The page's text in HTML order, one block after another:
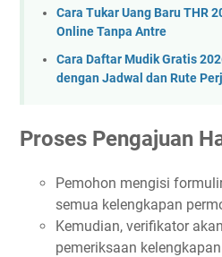
Cara Tukar Uang Baru THR
Online Tanpa Antre
Cara Daftar Mudik Gratis
dengan Jadwal dan Rute
Proses Pengajuan
Pemohon mengisi
semua kelengkapan
Kemudian, verifikator
pemeriksaan